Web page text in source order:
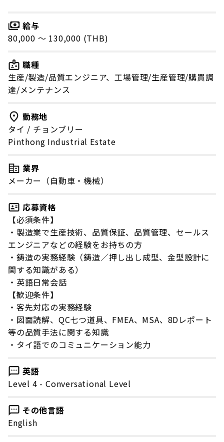
給与
80,000 〜 130,000 (THB)
職種
生産/製造/品質エンジニア、工場管理/生産管理/購買調
達/メンテナンス
勤務地
タイ / チョンブリー
Pinthong Industrial Estate
業界
メーカー（自動車・機械）
応募資格
【必須条件】
・製造業で生産技術、品質保証、品質管理、セールス
エンジニアなどの経験をお持ちの方
・鋳造の実務経験（鋳造／押し出し成型、金型設計に
関する知識がある）
・英語日常会話
【歓迎条件】
・客先対応の実務経験
・図面読解、QC七つ道具、FMEA、MSA、8Dレポート
等の品質手法に関する知識
・タイ語でのコミュニケーション能力
英語
Level 4 - Conversational Level
その他言語
English